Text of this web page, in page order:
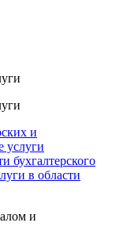
и
услуги
бухгалтерского
в области
и